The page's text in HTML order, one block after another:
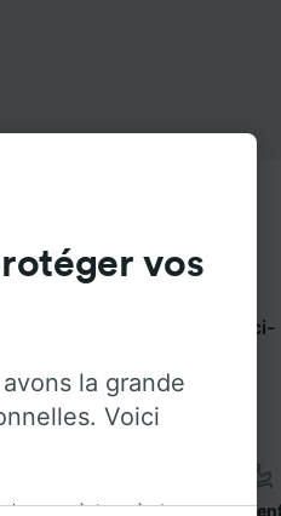
. Utilisez les onglets ci-
Bagages Sièges
vos
la grande
Voici
ou accèdent à des